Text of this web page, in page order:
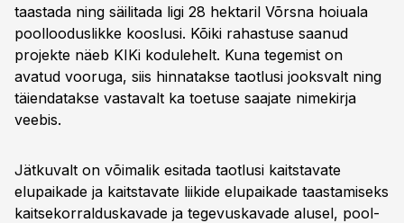
taastada ning säilitada ligi 28 hektaril Võrsna hoiuala
poollooduslikke kooslusi. Kõiki rahastuse saanud
projekte näeb KIKi kodulehelt. Kuna tegemist on
avatud vooruga, siis hinnatakse taotlusi jooksvalt ning
täiendatakse vastavalt ka toetuse saajate nimekirja
veebis.
Jätkuvalt on võimalik esitada taotlusi kaitstavate
elupaikade ja kaitstavate liikide elupaikade taastamiseks
kaitsekorralduskavade ja tegevuskavade alusel, pool-